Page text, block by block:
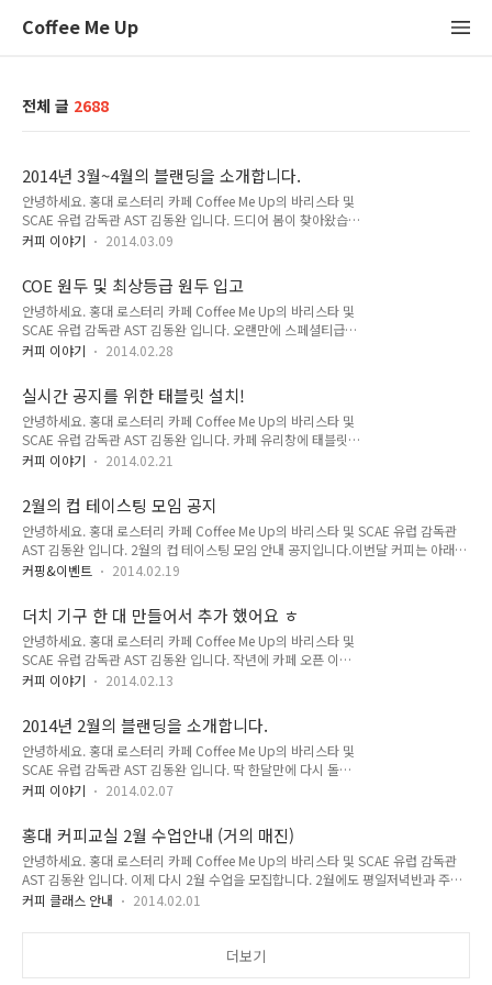
Coffee Me Up
전체 글 2688
2014년 3월~4월의 블랜딩을 소개합니다.
안녕하세요. 홍대 로스터리 카페 Coffee Me Up의 바리스타 및
SCAE 유럽 감독관 AST 김동완 입니다. 드디어 봄이 찾아왔습니
다 :)이제 나들이 하기 좋은 계절인데요. 그에 맞춰서 저도 3월을
은 달콤 쌉싸름"이라는 블랜딩으로 고소한 맛 뒤에 퍼져오는 원
두 자체의 달달함이 특징이고B는 "자스민 처럼 은은하게" 라는
이름처럼 자스민 느낌과 감귤느낌의 진한 신맛이 매력이랍니다.
두 블랜딩 모두 강렬하게 다크하지는 않지만 늘 그렇듯 A쪽이 일
반적으로 접하기 쉬운 커피맛에 가깝고또 좀 더 다크한 느낌이라
면 되겠습니다.A쪽은 파푸아뉴기니 원두를 베이스로 하여 상당
히 단맛이 강한데요..
커피 이야기 2014.03.09
COE 원두 및 최상등급 원두 입고
안녕하세요. 홍대 로스터리 카페 Coffee Me Up의 바리스타 및
SCAE 유럽 감독관 AST 김동완 입니다. 오랜만에 스페셜티급
COE 원두를 볶았습니다. 컵 테이스팅 정기모임을 위해서 준비
(?)에 판매 가능하오니 말씀주세요. 최근 커피미업에 들어온 콩
은 아래와 같습니다. 1. 엘살바도르 2013 COE #8 2. 브라질 파
젠다 도 세하도 옐로우버본 natural 3. 케냐 탑 에스테이트 4. 예
가체프 코체레 G2 natural 그 외에도 니카라과, 과테말라 등등
새로 준비한 콩이 있긴한데 커핑이 끝나지 않아서 이렇다 저렇다
가 없을겁니다^^ 저도 간만에 모두 만족한 로스팅이었..
커피 이야기 2014.02.28
실시간 공지를 위한 태블릿 설치!
안녕하세요. 홍대 로스터리 카페 Coffee Me Up의 바리스타 및
SCAE 유럽 감독관 AST 김동완 입니다. 카페 유리창에 태블릿
패드 한 대를 더 붙여뒀습니다. 이 녀석의 역할은 커피미업의 공
보여줍니다. 공지는 기본적으로 커피미업 커피의 블랜딩을 안내
하기도 하고 신제품을 보여주기도 합니다만 진짜 저것을 만든 이
유는 제가 혼자 운영하는 카페이다보니, 중간에 자리를 비우거나
영업시간이 조금 변경될 때 외부에서 스마트폰으로 공지를 하기
위함이예요 ㅎ 제가 폰으로 메시지를 쓰면 이 곳에 실시간 반영
잠시 은행에 다녀온다거나 하면 실시간으로 공지를 할거예요. 혹
시나 오셨다가 문이 잠..
커피 이야기 2014.02.21
2월의 컵 테이스팅 모임 공지
안녕하세요. 홍대 로스터리 카페 Coffee Me Up의 바리스타 및 SCAE 유럽 감독관
AST 김동완 입니다. 2월의 컵 테이스팅 모임 안내 공지입니다.이번달 커피는 아래와
같이 두가지로 선택해 봤습니다. A) 2013 엘 살바도르 COE #8 핀카 말라카라 랏 B
일 느낌을 가진 엘 살바도르 COE출신의 워시드 커피와맥아처럼 진하고 달달하면서
다크한 느낌을 가진 브라질 펄프드 내추럴의 대결이군요. 신청하실 분들은 이 글에
댓글로 이름/연락처 남겨주시고 아래계좌로 입금하면 접수 완료됩니다.참고로 비용
은 매달 생두 가격에 따라 다른데요. 게다가 이번달부터는 지난번 의견에 따라 간단
하게 빵 등으로 커피와 함께 먹을 ..
커핑&이벤트 2014.02.19
더치 기구 한 대 만들어서 추가 했어요 ㅎ
안녕하세요. 홍대 로스터리 카페 Coffee Me Up의 바리스타 및
SCAE 유럽 감독관 AST 김동완 입니다. 작년에 카페 오픈 이후
가장 사랑을 받은 메뉴중에 하나가 더치 커피인데요. 늘 부족한
름에도 대비하고 갑자기 늘어날 수 있는 더치 커피 주문에 대처
하고자 기계 한대를 더 놨습니다. 왼쪽에 보이는 녀석인데요. 1
리터짜리 대용량이랍니다. 기존에 있던 500미리와 함께 1.5리
터는 가볍게 뽑아주겠네요. 만성 부족에 시달리던 더치 가뭄을
해결해 줄거라 믿습니다. ㅎ 이러한 기구는 가격이 20만원을 넘
에 들어가는 유리 병은 별도로 파는곳이 많거든요. 바깥쪽 나무
지지대가 문제인데..
커피 이야기 2014.02.13
2014년 2월의 블랜딩을 소개합니다.
안녕하세요. 홍대 로스터리 카페 Coffee Me Up의 바리스타 및
SCAE 유럽 감독관 AST 김동완 입니다. 딱 한달만에 다시 돌아
온 커피미업의 뉴 블랜딩입니다.이번엔 파격적으로 B블랜딩에
에 보시다시피 A블랜딩은 바로 모카-자바 클래식 입니다.이 세상
커피가 발견되고 나서 음용을 시작한 이래 최초의 블랜딩이라 소
개하는 (실제 그렇기야 하겠습니까만 ㅎ)그 유명한 모카자바 블
랜딩입니다. 모카자바는 블랜딩의 기본과 같은것인데요. 이디오
피아나 예맨의 모카커피와 인도네시아 자바커피를 섞어서자바
커피 이야기 2014.02.07
홍대 커피교실 2월 수업안내 (거의 매진)
안녕하세요. 홍대 로스터리 카페 Coffee Me Up의 바리스타 및 SCAE 유럽 감독관
AST 김동완 입니다. 이제 다시 2월 수업을 모집합니다. 2월에도 평일저녁반과 주말
오전반으로 나눠서 진행하려고 해요. 평일반은 월/화/수 저녁타임 (9시), 주말반은
되었습니다. 수요일 저녁타임만 신청가능합니다. 혹은 3월 수업 미리 예약 주셔도 됩
커피 클래스 안내 2014.02.01
더보기